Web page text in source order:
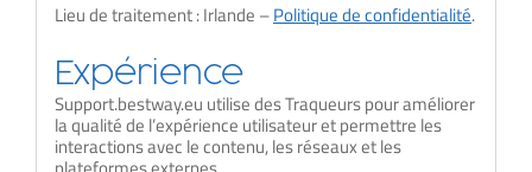
Lieu de traitement : Irlande –Politique de confidentialité.
Expérience
Support.bestway.eu utilise des Traqueurs pour améliorer
la qualité de l’expérience utilisateur et permettre les
interactions avec le contenu, les réseaux et les